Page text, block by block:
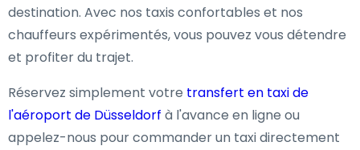
destination. Avec nos taxis confortables et nos
chauffeurs expérimentés, vous pouvez vous détendre
et profiter du trajet.
Réservez simplement votre transfert en taxi de
l'aéroport de Düsseldorf à l'avance en ligne ou
appelez-nous pour commander un taxi directement